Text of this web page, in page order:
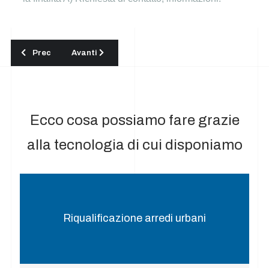
Articolo precedente: Lavaggio opere e strutture in legno
Prec Articolo successivo: Lavaggio pavimentazioni e
Avanti
Ecco cosa possiamo fare grazie
alla tecnologia di cui disponiamo
Riqualificazione arredi urbani